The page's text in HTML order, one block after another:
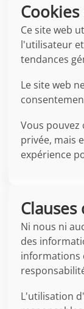
Ce site web
l'utilisateur
tendances
Le site web
Vous pouvez
privée, mais
expérience
Ni nous ni
des
informations
L'utilisation